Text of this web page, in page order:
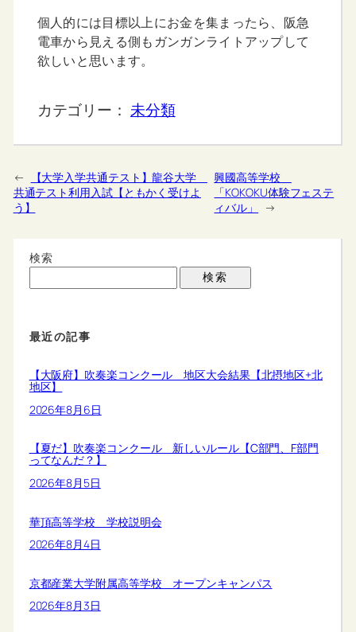
個人的には目標以上にお金を集まったら、阪急
電車から見える側もガンガンライトアップして
欲しいと思います。
カテゴリー： 未分類
←
【大学入学共通テスト】龍谷大学
共通テスト利用入試【ともかく受けよ
う】
興國高等学校
「KOKOKU体験フェステ
ィバル」
→
検索
検索
最近の記事
【大阪府】吹奏楽コンクール 地区大会結果【北摂地区+北
地区】
2026年8月6日
【夏だ】吹奏楽コンクール 新しいルール【C部門、F部門
ってなんだ？】
2026年8月5日
華頂高等学校 学校説明会
2026年8月4日
京都産業大学附属高等学校 オープンキャンパス
2026年8月3日